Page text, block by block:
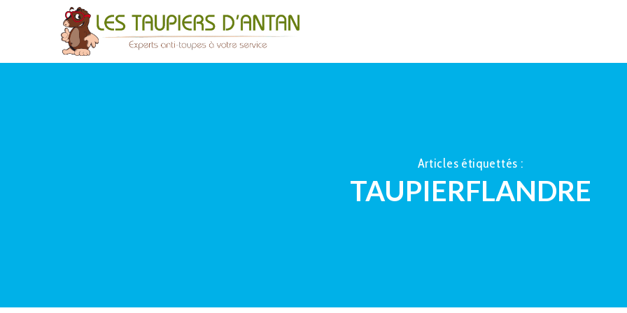
Articles étiquettés :
TAUPIERFLANDRE